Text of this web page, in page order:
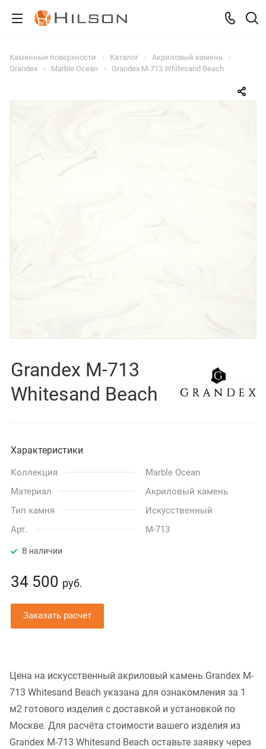
Каменные поверхности Каталог
Акриловый камень
Grandex
Marble Ocean Grandex M-713 Whitesand Beach
Grandex M-713
Whitesand Beach
Характеристики
Коллекция
Marble Ocean
Материал
Акриловый камень
Тип камня
Искусственный
Арт.
M-713
В наличии
34 500 руб.
Заказать расчет
Цена на искусственный акриловый камень Grandex M-
713 Whitesand Beach указана для ознакомления за 1
м2 готового изделия с доставкой и установкой по
Москве. Для расчёта стоимости вашего изделия из
Grandex M-713 Whitesand Beach оставьте заявку через